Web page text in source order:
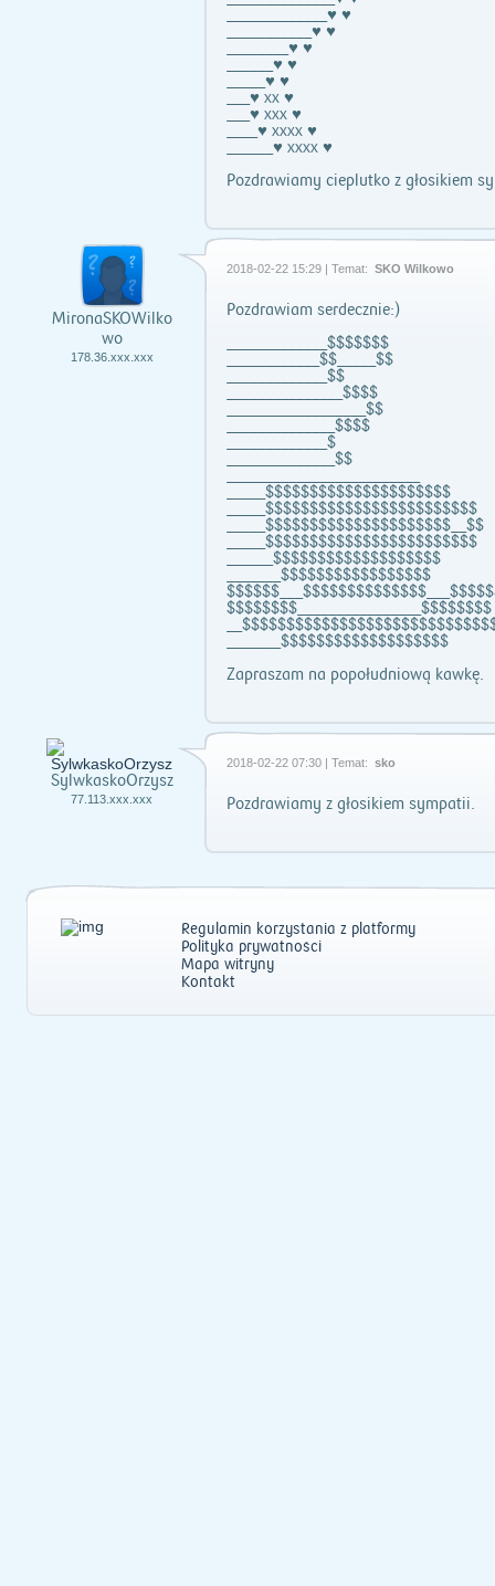
_____________♥ ♥
___________♥ ♥
________♥ ♥
______♥ ♥
_____♥ ♥
___♥ xx ♥
___♥ xxx ♥
____♥ xxxx ♥
______♥ xxxx ♥
Pozdrawiamy cieplutko z głosikiem
MironaSKOWilko
wo
178.36.xxx.xxx
2018-02-22 15:29 | Temat: SKO Wilkowo
Pozdrawiam serdecznie:)
_____________$$$$$$$
____________$$_____$$
_____________$$
_______________$$$$
__________________$$
______________$$$$
_____________$
______________$$
_____$$$$$$$$$$$$$$$$$$$$$
_____$$$$$$$$$$$$$$$$$$$$$$$$
_____$$$$$$$$$$$$$$$$$$$$$__$$
_____$$$$$$$$$$$$$$$$$$$$$$$$
______$$$$$$$$$$$$$$$$$$$
_______$$$$$$$$$$$$$$$$$
$$$$$$$$________________$$$$$$$$
_______$$$$$$$$$$$$$$$$$$$
Zapraszam na popołudniową kawkę.
SylwkaskoOrzysz
77.113.xxx.xxx
2018-02-22 07:30 | Temat: sko
Pozdrawiamy z głosikiem sympatii.
Regulamin korzystania z platformy
Polityka prywatności
Mapa witryny
Kontakt